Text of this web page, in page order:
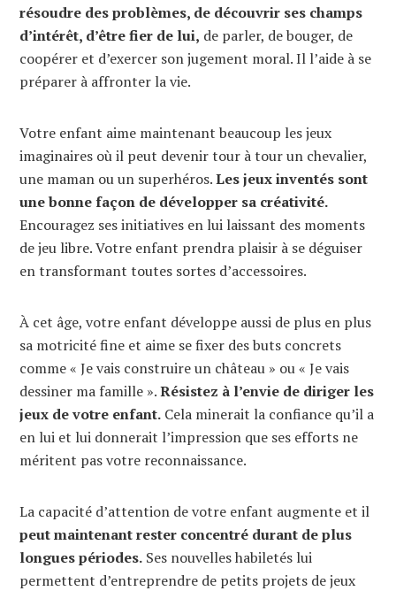
résoudre des problèmes, de découvrir ses champs
d’intérêt, d’être fier de lui, de parler, de bouger, de
coopérer et d’exercer son jugement moral. Il l’aide à se
préparer à affronter la vie.
Votre enfant aime maintenant beaucoup les jeux
imaginaires où il peut devenir tour à tour un chevalier,
une maman ou un superhéros.Les jeux inventés sont
une bonne façon de développer sa créativité.
Encouragez ses initiatives en lui laissant des moments
de jeu libre. Votre enfant prendra plaisir à se déguiser
en transformant toutes sortes d’accessoires.
À cet âge, votre enfant développe aussi de plus en plus
sa motricité fine et aime se fixer des buts concrets
comme « Je vais construire un château » ou « Je vais
dessiner ma famille ».Résistez à l’envie de diriger les
jeux de votre enfant. Cela minerait la confiance qu’il a
en lui et lui donnerait l’impression que ses efforts ne
méritent pas votre reconnaissance.
La capacité d’attention de votre enfant augmente et il
peut maintenant rester concentré durant de plus
longues périodes. Ses nouvelles habiletés lui
permettent d’entreprendre de petits projets de jeux